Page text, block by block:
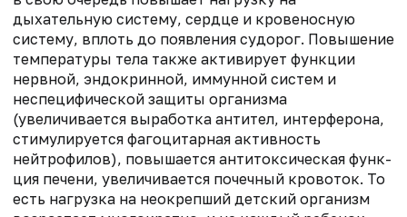
дыхательную систему, серд­це и кровеносную
систему, вплоть до появления судорог. Повышение
температуры тела также активирует функции
нервной, эндокринной, иммунной систем и
неспецифической защиты организма
(увеличивается выработка антител, интерферона,
стимулируется фагоцитарная активность
нейтрофилов), повышается антитоксическая функ­
ция печени, увеличивается почечный кровоток. То
есть нагрузка на неокрепший детский организм